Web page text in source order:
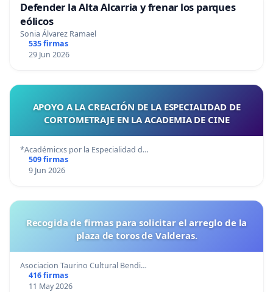
Defender la Alta Alcarria y frenar los parques
eólicos
Sonia Álvarez Ramael
535 firmas
29 Jun 2026
APOYO A LA CREACIÓN DE LA ESPECIALIDAD DE
CORTOMETRAJE EN LA ACADEMIA DE CINE
*Académicxs por la Especialidad d…
509 firmas
9 Jun 2026
Recogida de firmas para solicitar el arreglo de la
plaza de toros de Valderas.
Asociacion Taurino Cultural Bendi…
416 firmas
11 May 2026